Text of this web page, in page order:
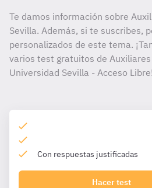
Te damos información sobre
Sevilla. Además, si te suscribes,
personalizados de este tema.
varios test gratuitos de
Universidad Sevilla - Acceso Libre!
Con respuestas justificadas
Hacer test